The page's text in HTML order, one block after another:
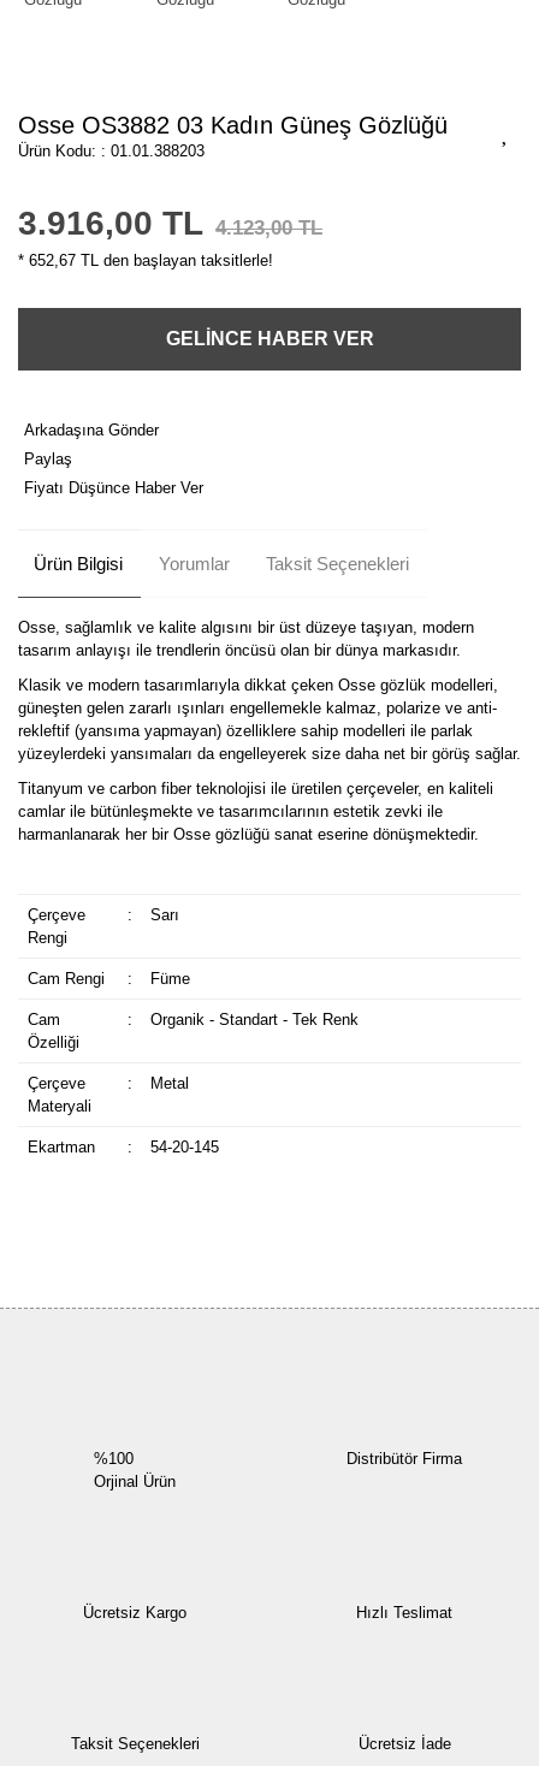
Osse OS3882 03 Kadın Güneş Gözlüğü
Ürün Kodu: : 01.01.388203
3.916,00 TL 4.123,00 TL
* 652,67 TL den başlayan taksitlerle!
GELİNCE HABER VER
Arkadaşına Gönder
Paylaş
Fiyatı Düşünce Haber Ver
Ürün Bilgisi Yorumlar Taksit Seçenekleri
Osse, sağlamlık ve kalite algısını bir üst düzeye taşıyan, modern
tasarım anlayışı ile trendlerin öncüsü olan bir dünya markasıdır.
Klasik ve modern tasarımlarıyla dikkat çeken Osse gözlük modelleri,
güneşten gelen zararlı ışınları engellemekle kalmaz, polarize ve anti-
rekleftif (yansıma yapmayan) özelliklere sahip modelleri ile parlak
yüzeylerdeki yansımaları da engelleyerek size daha net bir görüş sağlar.
Titanyum ve carbon fiber teknolojisi ile üretilen çerçeveler, en kaliteli
camlar ile bütünleşmekte ve tasarımcılarının estetik zevki ile
harmanlanarak her bir Osse gözlüğü sanat eserine dönüşmektedir.
Çerçeve
Rengi
: Sarı
Cam Rengi : Füme
Cam
Özelliği
: Organik - Standart - Tek Renk
Çerçeve
Materyali
: Metal
Ekartman : 54-20-145
%100
Orjinal Ürün
Distribütör Firma
Ücretsiz Kargo Hızlı Teslimat
Taksit Seçenekleri Ücretsiz İade